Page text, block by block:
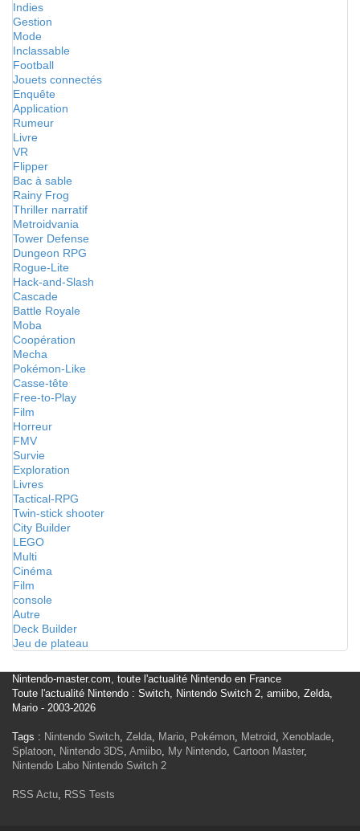
Indies
Gestion
Mode
Inclassable
Football
Jouets connectés
Enquête
Application
Rumeur
Livre
VR
Flipper
Bac à sable
Rainy Frog
Thriller narratif
Metroidvania
Tower Defense
Dungeon RPG
Rogue-Lite
Hack-and-Slash
Cascade
Battle Royale
Moba
Coopération
Mecha
Pokémon-Like
Casse-tête
Free-to-Play
Film
Horreur
FMV
Survie
Exploration
Livres
Tactical-RPG
Twin-stick shooter
City Builder
LEGO
Multi
Cinéma
Film
console
Autre
Deck Builder
Jeu de plateau
Nintendo-master.com, toute l'actualité Nintendo en France
Toute l'actualité Nintendo : Switch, Nintendo Switch 2, amiibo, Zelda,
Mario - 2003-2026
Tags : Nintendo Switch, Zelda, Mario, Pokémon, Metroid, Xenoblade,
Splatoon, Nintendo 3DS, Amiibo, My Nintendo, Cartoon Master,
Nintendo Labo Nintendo Switch 2
RSS Actu, RSS Tests